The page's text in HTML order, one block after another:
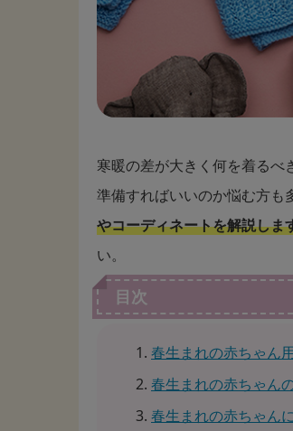
寒暖の差が大きく何を着るべ
準備すればいいのか悩む方も
やコーディネートを解説しま
い。
目次
春生まれの赤ちゃん
春生まれの赤ちゃん
春生まれの赤ちゃん